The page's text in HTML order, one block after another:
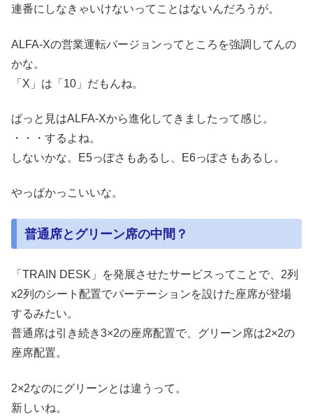
連番にしなきゃいけないってことはないんだろうが。
ALFA-Xの営業運転バージョンってところを強調してんの
かな。
「X」は「10」だもんね。
ぱっと見はALFA-Xから進化してきましたって感じ。
・・・するよね。
しないかな。E5っぽさもあるし、E6っぽさもあるし。
やっぱかっこいいな。
普通席とグリーン席の中間？
「TRAIN DESK」を発展させたサービスってことで、2列
x2列のシート配置でパーテーションを設けた座席が登場
するみたい。
普通席は引き続き3×2の座席配置で、グリーン席は2×2の
座席配置。
2×2なのにグリーンとは違うって。
新しいね。